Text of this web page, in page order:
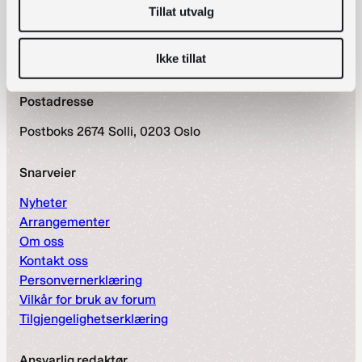
Tillat utvalg
Ikke tillat
bibliotekutvikling@nb.no
nett.bibliotekutvikling@nb.no
Postadresse
Postboks 2674 Solli, 0203 Oslo
Snarveier
Nyheter
Arrangementer
Om oss
Kontakt oss
Personvernerklæring
Vilkår for bruk av forum
Tilgjengelighetserklæring